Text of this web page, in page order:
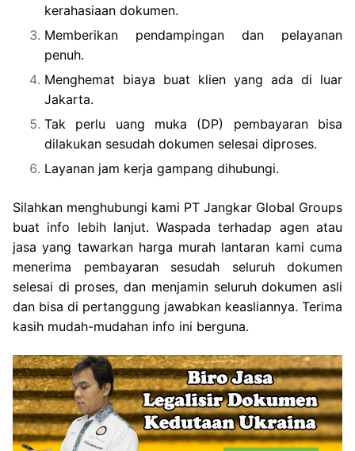
kerahasiaan dokumen.
Memberikan pendampingan dan pelayanan
penuh.
Menghemat biaya buat klien yang ada di luar
Jakarta.
Tak perlu uang muka (DP) pembayaran bisa
dilakukan sesudah dokumen selesai diproses.
Layanan jam kerja gampang dihubungi.
Silahkan menghubungi kami PT Jangkar Global Groups
buat info lebih lanjut. Waspada terhadap agen atau
jasa yang tawarkan harga murah lantaran kami cuma
menerima pembayaran sesudah seluruh dokumen
selesai di proses, dan menjamin seluruh dokumen asli
dan bisa di pertanggung jawabkan keasliannya. Terima
kasih mudah-mudahan info ini berguna.